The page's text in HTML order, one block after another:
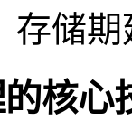
存储
核心